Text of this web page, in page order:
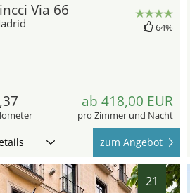
Via 66
64%
ab 418,00 EUR
pro Zimmer und Nacht
zum Angebot
21